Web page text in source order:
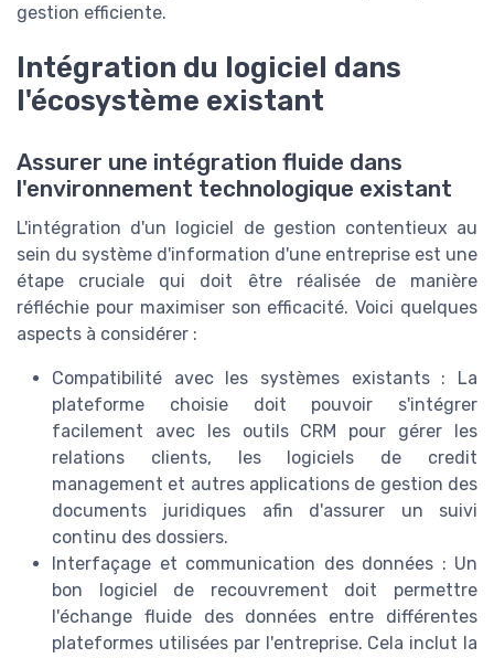
gestion efficiente.
Intégration du logiciel dans
l'écosystème existant
Assurer une intégration fluide dans
l'environnement technologique existant
L'intégration d'un logiciel de gestion contentieux au
sein du système d'information d'une entreprise est une
étape cruciale qui doit être réalisée de manière
réfléchie pour maximiser son efficacité. Voici quelques
aspects à considérer :
Compatibilité avec les systèmes existants : La
plateforme choisie doit pouvoir s'intégrer
facilement avec les outils CRM pour gérer les
relations clients, les logiciels de credit
management et autres applications de gestion des
documents juridiques afin d'assurer un suivi
continu des dossiers.
Interfaçage et communication des données : Un
bon logiciel de recouvrement doit permettre
l'échange fluide des données entre différentes
plateformes utilisées par l'entreprise. Cela inclut la